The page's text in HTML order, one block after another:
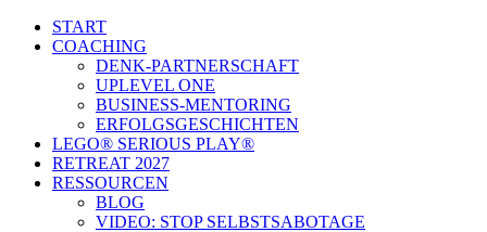
START
COACHING
DENK-PARTNERSCHAFT
UPLEVEL ONE
BUSINESS-MENTORING
ERFOLGSGESCHICHTEN
LEGO® SERIOUS PLAY®​
RETREAT 2027
RESSOURCEN
BLOG
VIDEO: STOP SELBSTSABOTAGE